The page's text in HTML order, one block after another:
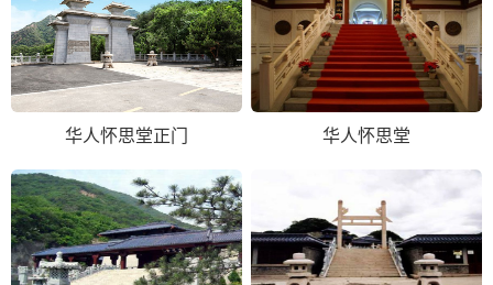
华人怀思堂正门 华人怀思堂